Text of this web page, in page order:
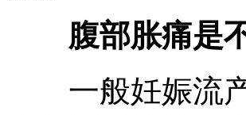
腹部胀痛是
一般妊娠流产